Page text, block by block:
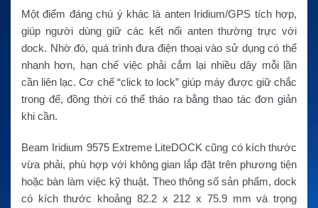
Một điểm đáng chú ý khác là anten Iridium/GPS tích hợp,
giúp người dùng giữ các kết nối anten thường trực với
dock. Nhờ đó, quá trình đưa điện thoại vào sử dụng có thể
nhanh hơn, hạn chế việc phải cắm lại nhiều dây mỗi lần
cần liên lạc. Cơ chế “click to lock” giúp máy được giữ chắc
trong đế, đồng thời có thể tháo ra bằng thao tác đơn giản
khi cần.
Beam Iridium 9575 Extreme LiteDOCK cũng có kích thước
vừa phải, phù hợp với không gian lắp đặt trên phương tiện
hoặc bàn làm việc kỹ thuật. Theo thông số sản phẩm, dock
có kích thước khoảng 82.2 x 212 x 75.9 mm và trọng